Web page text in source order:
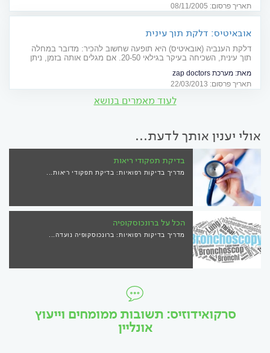
תאריך פרסום: 08/11/2005
אובאיטיס: דלקת תוך עינית
דלקת הענביה (אובאיטיס) היא תופעה שחשוב להכיר: מדובר במחלה
תוך עינית, השכיחה בעיקר בגילאי 20-50. אם מגלים אותה בזמן, ניתן
מאת: מערכת zap doctors
תאריך פרסום: 22/03/2013
לעוד מאמרים בנושא
אולי יענין אותך לדעת...
בדיקת תפקודי ריאות
מדריך בדיקות רפואיות: בדיקת תפקודי ריאות...
הכל על ברונכוסקופיה
מדריך בדיקות רפואיות: ברונכוסקופיה נועדה...
סרקואידוזיס: תשובות ממומחים וייעוץ
אונליין